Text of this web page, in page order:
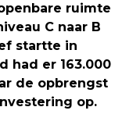
ruimte
C naar B
startte in
had er 163.000
de opbrengst
op.